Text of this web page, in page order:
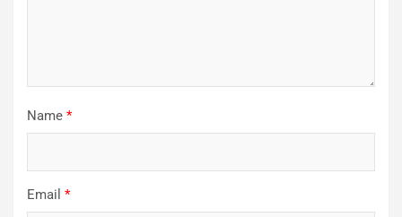
Name *
Email *